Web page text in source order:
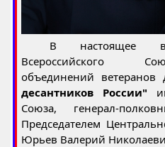
В настоящее
Всероссийского
объединений ветеранов
десантников России"
Союза, генерал-
Председателем
Юрьев Валерий